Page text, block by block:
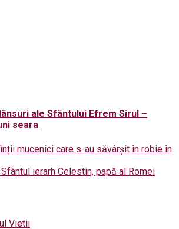
ale Sfântului Efrem Sirul –
seara
mucenici care s-au săvârșit în robie în
Sfântul ierarh Celestin, papă al Romei